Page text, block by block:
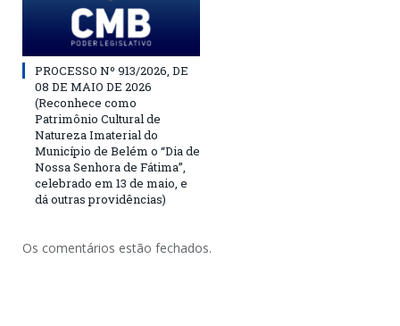
PROCESSO Nº 913/2026, DE
08 DE MAIO DE 2026
(Reconhece como
Patrimônio Cultural de
Natureza Imaterial do
Município de Belém o “Dia de
Nossa Senhora de Fátima”,
celebrado em 13 de maio, e
dá outras providências)
Os comentários estão fechados.